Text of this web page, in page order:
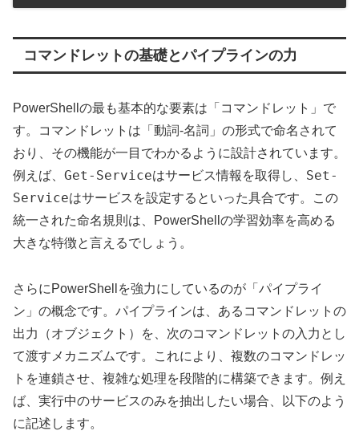
コマンドレットの基礎とパイプラインの力
PowerShellの最も基本的な要素は「コマンドレット」で
す。コマンドレットは「動詞-名詞」の形式で命名されて
おり、その機能が一目でわかるように設計されています。
例えば、 Get-Serviceはサービス情報を取得し、 Set-
Serviceはサービスを設定するといった具合です。この
統一された命名規則は、PowerShellの学習効率を高める
大きな特徴と言えるでしょう。
さらにPowerShellを強力にしているのが「パイプライ
ン」の概念です。パイプラインは、あるコマンドレットの
出力（オブジェクト）を、次のコマンドレットの入力とし
て渡すメカニズムです。これにより、複数のコマンドレッ
トを連鎖させ、複雑な処理を段階的に構築できます。例え
ば、実行中のサービスのみを抽出したい場合、以下のよう
に記述します。